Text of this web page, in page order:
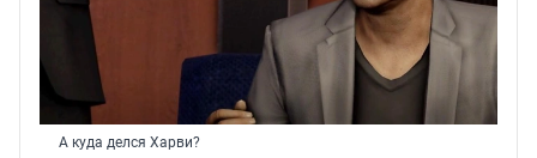
А куда делся Харви?